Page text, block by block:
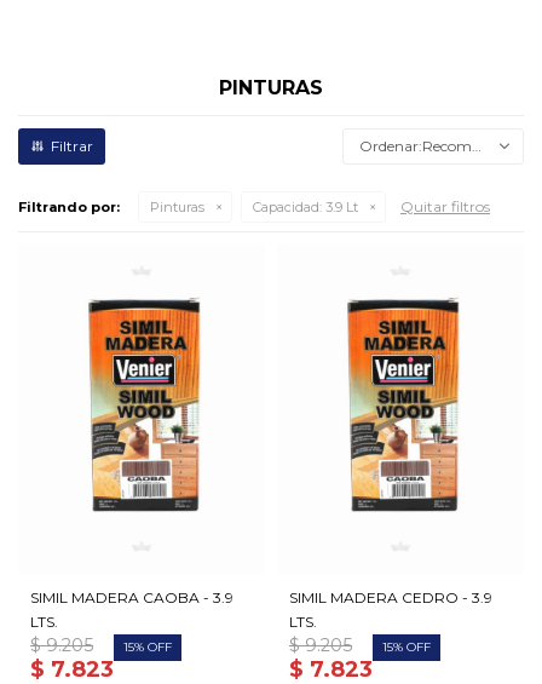
PINTURAS
Recomendados
Filtrando por: Pinturas Capacidad: 3.9 Lt Quitar filtros
SIMIL MADERA CAOBA - 3.9
LTS.
$ 7.823
$ 9.205 15
SIMIL MADERA CEDRO - 3.9
LTS.
$ 7.823
$ 9.205 15